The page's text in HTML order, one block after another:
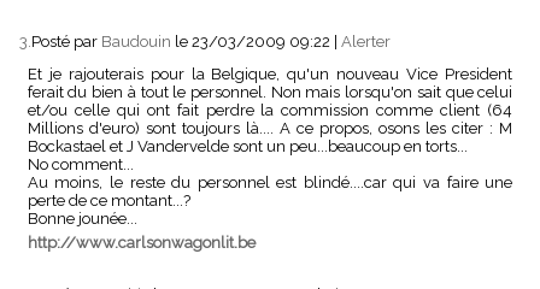
3. Posté par Baudouin le 23/03/2009 09:22
Alerter
Et je rajouterais pour la Belgique, qu'un nouveau Vice President
ferait du bien à tout le personnel. Non mais lorsqu'on sait que celui
et/ou celle qui ont fait perdre la commission comme client (64
Millions d'euro) sont toujours là.... A ce propos, osons les citer : M
Bockastael et J Vandervelde sont un peu...beaucoup en torts...
No comment...
Au moins, le reste du personnel est blindé....car qui va faire une
perte de ce montant...?
Bonne jounée...
http://www.carlsonwagonlit.be